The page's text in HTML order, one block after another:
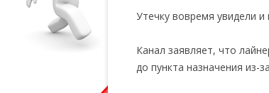
Утечку вовремя увидели и
Канал заявляет, что
до пункта назначения из-